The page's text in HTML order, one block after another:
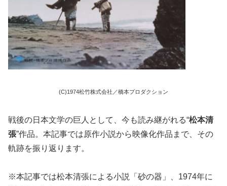
(C)1974松竹株式会社／橋本プロダクション
戦後の日本文学の巨人として、今も読み継がれる“松本清
張”作品。本記事では原作小説から映像化作品まで、その
軌跡を振り返ります。
※本記事では松本清張による小説「砂の器」、1974年に